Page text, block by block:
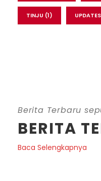
TINJU (1) UPDATES
Berita Terbaru
BERITA
Baca Selengkapnya